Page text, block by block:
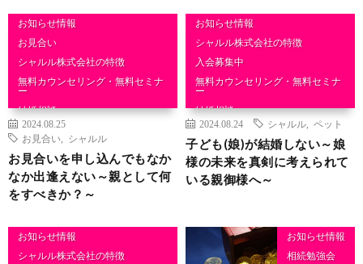
お知らせ情報
お見合い
シャルル株式会社の特徴
無料カウンセリング・無料セミナ
ー
結婚相談
2024.08.25
お見合い
シャルル
お見合いを申し込んでもなか
なか出逢えない～親として何
をすべきか？～
お知らせ情報
シャルル株式会社の特徴
入会募集中
無料カウンセリング・無料セミナ
ー
結婚相談
2024.08.24 シャルル ペット
子ども(娘)が結婚しない～娘
様の未来を真剣に考えられて
いる親御様へ～
お知らせ情報
シャルル株式会社の特徴
お知らせ情報
相続勉強会